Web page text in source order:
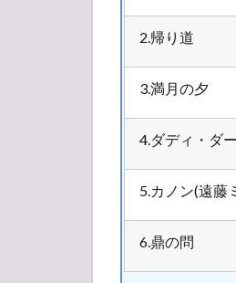
ル
MICHINOKU
HATAHATA
2.3
TSUGARU
2.4
ARAHABAKI
2.5
2.帰り道
3.満月の夕
4.ダディ・ダ
5.カノン(遠藤
6.鼎の問